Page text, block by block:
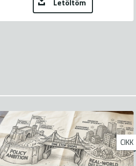
Letöltöm
CIKK